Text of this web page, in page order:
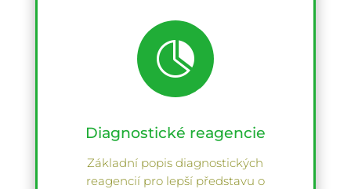

Diagnostické reagencie
Základní popis diagnostických
reagencií pro lepší představu o